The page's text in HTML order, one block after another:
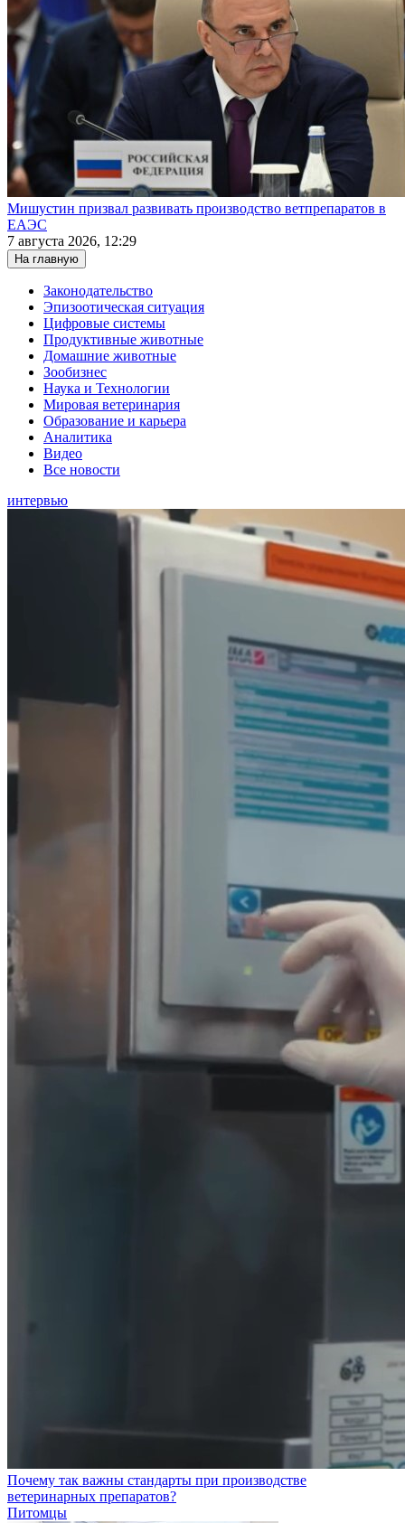
Мишустин призвал развивать производство ветпрепаратов в
ЕАЭС
7 августа 2026, 12:29
На главную
Законодательство
Эпизоотическая ситуация
Цифровые системы
Продуктивные животные
Домашние животные
Зообизнес
Наука и Технологии
Мировая ветеринария
Образование и карьера
Аналитика
Видео
Все новости
интервью
Почему так важны стандарты при производстве
ветеринарных препаратов?
Питомцы